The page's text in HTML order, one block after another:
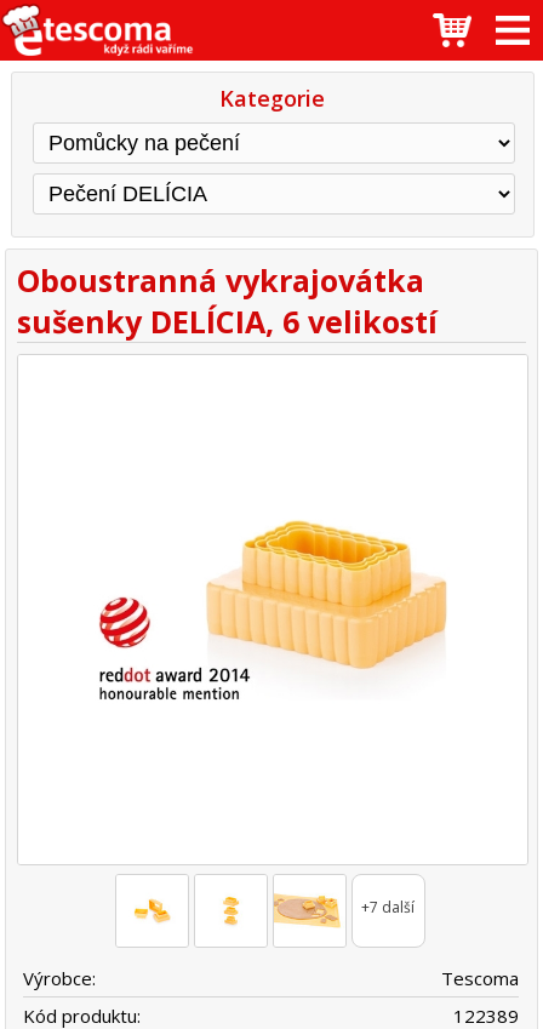
Kategorie
Oboustranná vykrajovátka
sušenky DELÍCIA, 6 velikostí
+7 další
Výrobce:
Tescoma
Kód produktu:
122389